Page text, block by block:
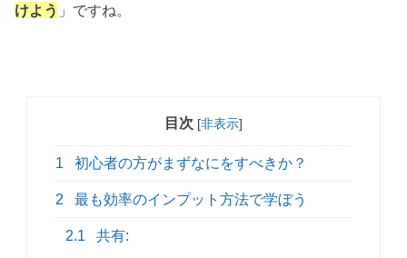
けよう 」ですね。
目次 [非表示]
1 初心者の方がまずなにをすべきか？
2 最も効率のインプット方法で学ぼう
2.1 共有: